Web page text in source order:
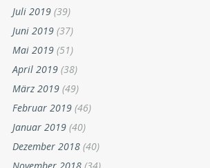
Juli 2019 (39)
Juni 2019 (37)
Mai 2019 (51)
April 2019 (38)
März 2019 (49)
Februar 2019 (46)
Januar 2019 (40)
Dezember 2018 (40)